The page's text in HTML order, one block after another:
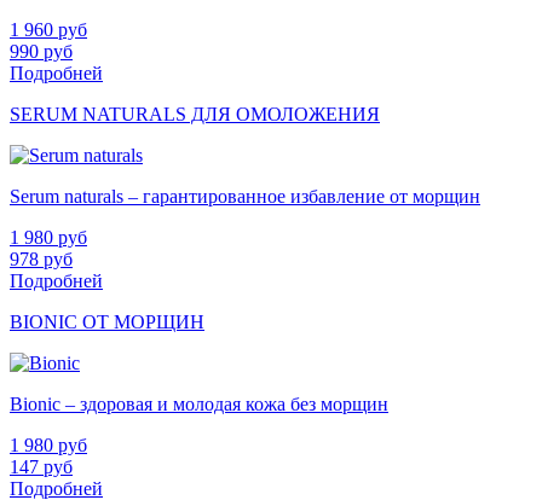
1 960 руб
990 руб
Подробней
SERUM NATURALS ДЛЯ ОМОЛОЖЕНИЯ
Serum naturals – гарантированное избавление от морщин
1 980 руб
978 руб
Подробней
BIONIC ОТ МОРЩИН
Bionic – здоровая и молодая кожа без морщин
1 980 руб
147 руб
Подробней